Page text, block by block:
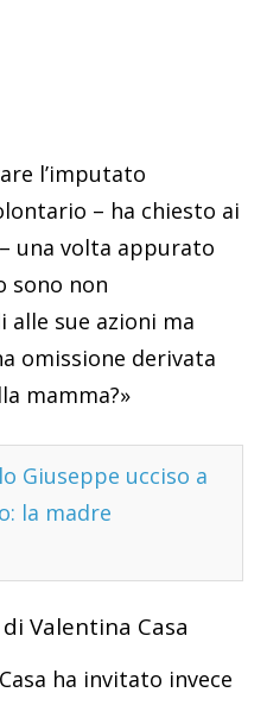
l’imputato
– ha chiesto ai
una volta appurato
sono non
sue azioni ma
omissione derivata
mamma?»
Giuseppe ucciso a
la madre
Valentina Casa
ha invitato invece